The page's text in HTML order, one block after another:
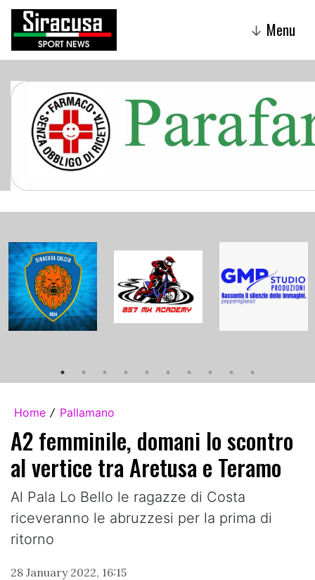
↓ Menu
Home / Pallamano
A2 femminile, domani lo scontro
al vertice tra Aretusa e Teramo
Al Pala Lo Bello le ragazze di Costa
riceveranno le abruzzesi per la prima di
ritorno
28 January 2022, 16:15